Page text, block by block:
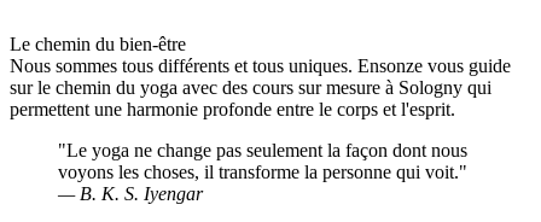
Le chemin du bien-être
Nous sommes tous différents et tous uniques. Ensonze vous guide
sur le chemin du yoga avec des cours sur mesure à Sologny qui
permettent une harmonie profonde entre le corps et l'esprit.
"Le yoga ne change pas seulement la façon dont nous
voyons les choses, il transforme la personne qui voit."
— B. K. S. Iyengar